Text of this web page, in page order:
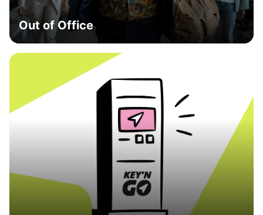
Out of Office